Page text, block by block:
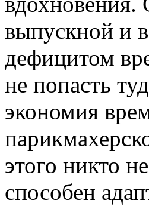
выпускной и
дефицитом
не попасть
экономия
этого никто
способен